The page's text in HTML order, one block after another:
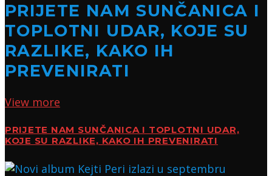
PRIJETE NAM SUNČANICA I
TOPLOTNI UDAR, KOJE SU
RAZLIKE, KAKO IH
PREVENIRATI
View more
PRIJETE NAM SUNČANICA I TOPLOTNI UDAR,
KOJE SU RAZLIKE, KAKO IH PREVENIRATI